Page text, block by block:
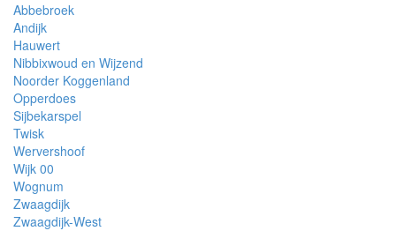
Abbebroek
Andijk
Hauwert
Nibbixwoud en Wijzend
Noorder Koggenland
Opperdoes
Sijbekarspel
Twisk
Wervershoof
Wijk 00
Wognum
Zwaagdijk
Zwaagdijk-West